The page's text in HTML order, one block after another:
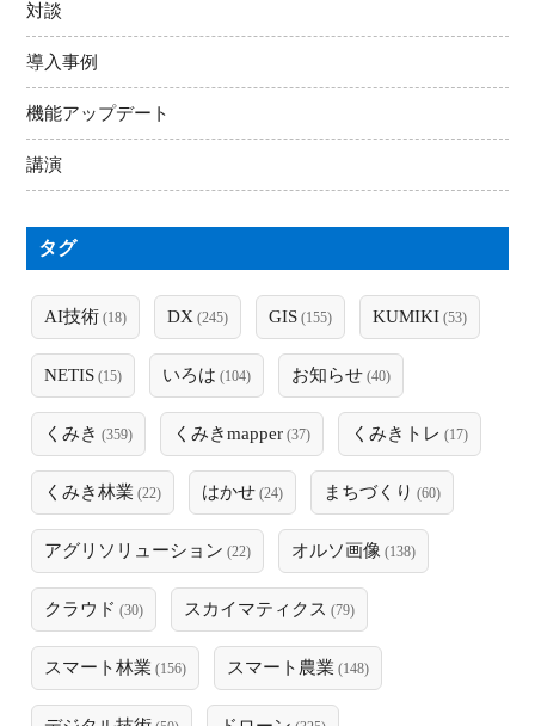
対談
導入事例
機能アップデート
講演
タグ
AI技術 (18) DX (245) GIS (155) KUMIKI (53)
NETIS (15) いろは (104) お知らせ (40)
くみき (359) くみきmapper (37) くみきトレ (17)
くみき林業 (22) はかせ (24) まちづくり (60)
アグリソリューション (22) オルソ画像 (138)
クラウド (30) スカイマティクス (79)
スマート林業 (156) スマート農業 (148)